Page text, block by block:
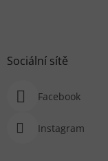
Sociální sítě
Facebook
Instagram